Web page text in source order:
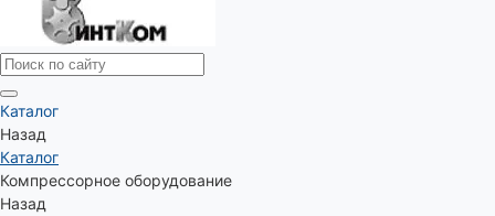
Каталог
Назад
Каталог
Компрессорное оборудование
Назад